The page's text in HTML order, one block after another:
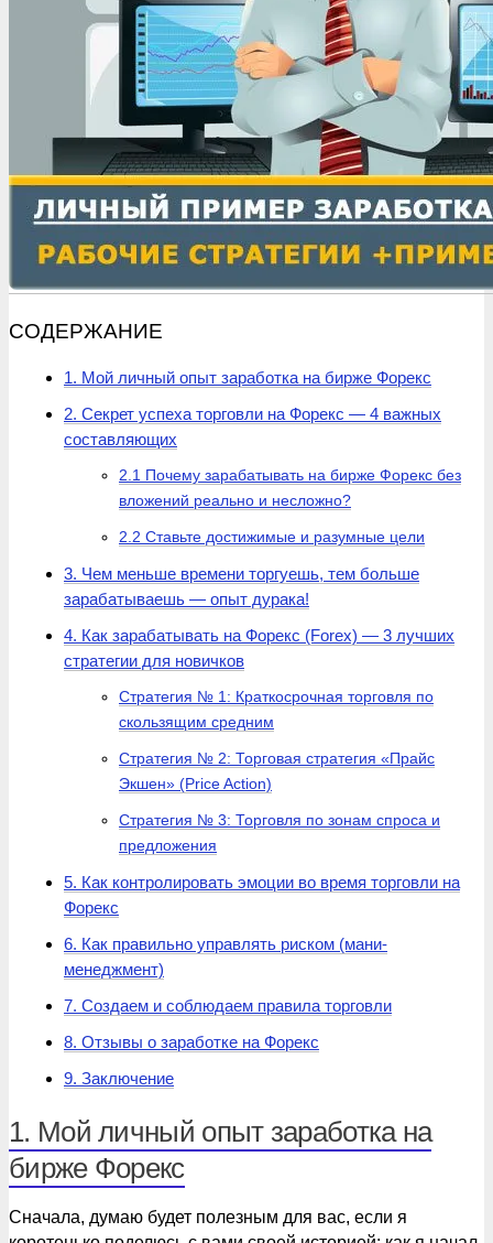
СОДЕРЖАНИЕ
1. Мой личный опыт заработка на бирже Форекс
2. Секрет успеха торговли на Форекс — 4 важных
составляющих
2.1 Почему зарабатывать на бирже Форекс без
вложений реально и несложно?
2.2 Ставьте достижимые и разумные цели
3. Чем меньше времени торгуешь, тем больше
зарабатываешь — опыт дурака!
4. Как зарабатывать на Форекс (Forex) — 3 лучших
стратегии для новичков
Стратегия № 1: Краткосрочная торговля по
скользящим средним
Стратегия № 2: Торговая стратегия «Прайс
Экшен» (Price Action)
Стратегия № 3: Торговля по зонам спроса и
предложения
5. Как контролировать эмоции во время торговли на
Форекс
6. Как правильно управлять риском (мани-
менеджмент)
7. Создаем и соблюдаем правила торговли
8. Отзывы о заработке на Форекс
9. Заключение
1. Мой личный опыт заработка на
бирже Форекс
Сначала, думаю будет полезным для вас, если я